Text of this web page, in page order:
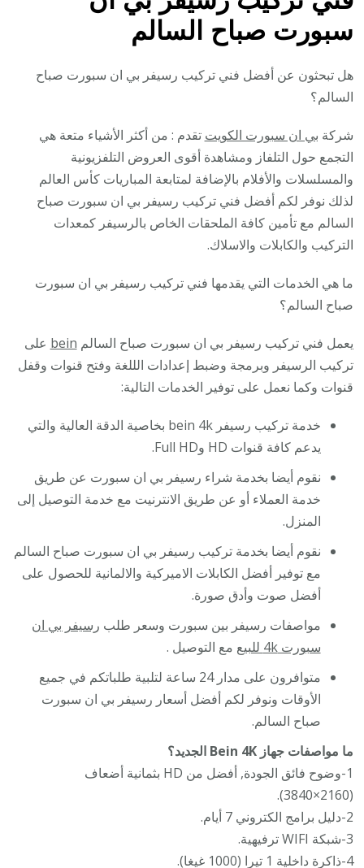
سبورت صباح السالم
هل تبحثون عن أفضل فني تركيب رسيفر بي ان سبورت صباح
السالم؟
شركة بي ان سبورت الكويت تقدم : من أكثر الأشياء متعة هي
التجمع حول التلفاز ومشاهدة أقوى العروض التلفزيونية
والمسلسلات والأفلام بالإضافة لمتابعة المباريات كأس العالم
لذلك نوفر لكم أفضل فني تركيب رسيفر بي ان سبورت صباح
السالم مع تأمين كافة الملحقات الخاص بالرسيفر كمعدات
التركيب والكابلات والاسلاك.
ما هي الخدمات التي يقدمها فني تركيب رسيفر بي ان سبورت
صباح السالم؟
يعمل فني تركيب رسيفر بي ان سبورت صباح السالم bein على
تركيب الرسيفر وبرمجة وضبط إعدادات الللغة وفتح قنوات وقفل
قنوات وكما نعمل على توفير الخدمات التالية:
خدمة تركيب رسيفر bein 4k بخاصية الدقة العالية والتي
يدعم كافة قنوات HD وFull HD.
نقوم أيضا بخدمة شراء رسيفر بي ان سبورت عن طريق
خدمة العملاء أو عن طريق الانترنيت مع خدمة التوصيل إلى
المنزل.
نقوم أيضا بخدمة تركيب رسيفر بي ان سبورت صباح السالم
مع توفير أفضل الكابلات الاميركية والالمانية للحصول على
أفضل صوت وأدق صورة.
مواصفات رسيفر بين سبورت وسعر طلب رسيفر بي ان
سبورت 4k للبيع
مع التوصيل .
متوافرون على مدار 24 ساعة لتلبية طلباتكم في جميع
الأوقات ونوفر لكم أفضل أسعار رسيفر بي ان سبورت
صباح السالم.
ما مواصفات جهاز Bein 4K الجديد؟
1-وضوح فائق الجودة, أفضل من HD بثمانية أضعاف
(2160×3840).
2-دليل برامج الكتروني 7 أيام.
3-شبكة WIFI ترفيهية.
4-ذاكرة داخلية 1 تيرا (1000 غيغا).